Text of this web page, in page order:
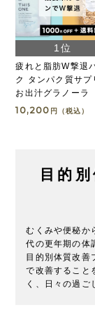
疲れと脂肪W撃退
ク タンパク質サプ
お出汁グラノーラ
10,200 円（税込）
目的
むくみや便秘か
代の更年期の体
目的別体質改善
で改善すること
く、日々の過ご